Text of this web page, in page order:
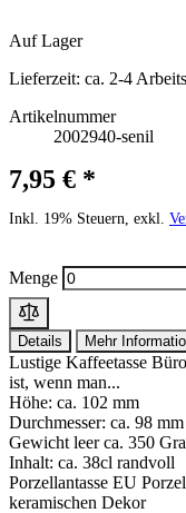
Auf Lager
Lieferzeit: ca. 2-4
Artikelnummer
2002940-senil
7,95 € *
Inkl. 19% Steuern, exkl.
Menge
Details Mehr
Lustige Kaffeetasse
ist, wenn man...
Höhe: ca. 102 mm
Durchmesser: ca. 98 mm
Gewicht leer ca. 350
Inhalt: ca. 38cl randvoll
Porzellantasse EU
keramischen Dekor